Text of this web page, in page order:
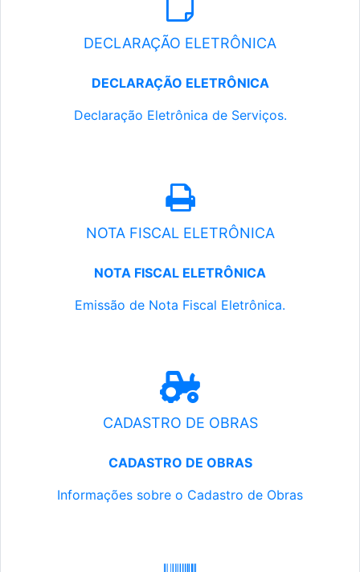
DECLARAÇÃO ELETRÔNICA
DECLARAÇÃO ELETRÔNICA
Declaração Eletrônica de Serviços.
NOTA FISCAL ELETRÔNICA
NOTA FISCAL ELETRÔNICA
Emissão de Nota Fiscal Eletrônica.
CADASTRO DE OBRAS
CADASTRO DE OBRAS
Informações sobre o Cadastro de Obras